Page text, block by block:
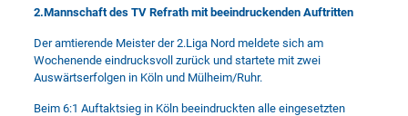
2.Mannschaft des TV Refrath mit beeindruckenden Auftritten
Der amtierende Meister der 2.Liga Nord meldete sich am
Wochenende eindrucksvoll zurück und startete mit zwei
Auswärtserfolgen in Köln und Mülheim/Ruhr.
Beim 6:1 Auftaktsieg in Köln beeindruckten alle eingesetzten